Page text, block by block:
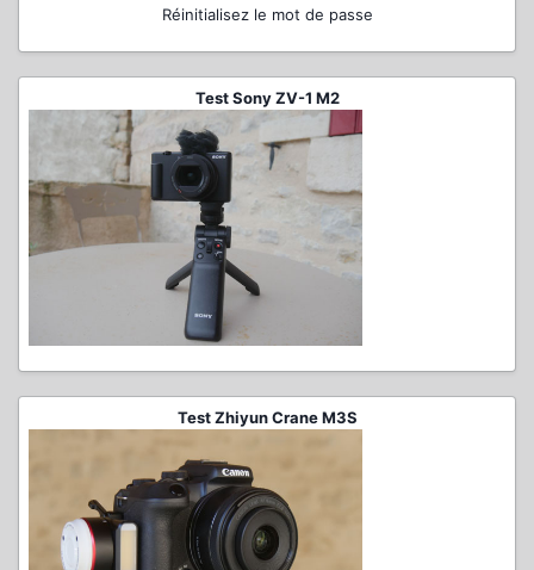
Réinitialisez le mot de passe
Test Sony ZV-1 M2
Test Zhiyun Crane M3S